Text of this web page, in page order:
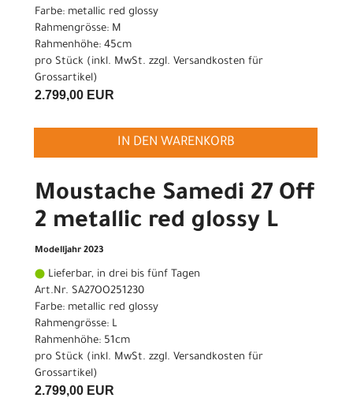
Farbe: metallic red glossy
Rahmengrösse: M
Rahmenhöhe: 45cm
pro Stück (inkl. MwSt. zzgl. Versandkosten für
Grossartikel)
2.799,00 EUR
IN DEN WARENKORB
Moustache Samedi 27 Off
2 metallic red glossy L
Modelljahr 2023
Lieferbar, in drei bis fünf Tagen
Art.Nr. SA27OO251230
Farbe: metallic red glossy
Rahmengrösse: L
Rahmenhöhe: 51cm
pro Stück (inkl. MwSt. zzgl. Versandkosten für
Grossartikel)
2.799,00 EUR